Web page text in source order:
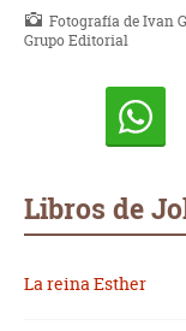
Fotografía de Ivan
Grupo Editorial
Libros de
La reina Esther